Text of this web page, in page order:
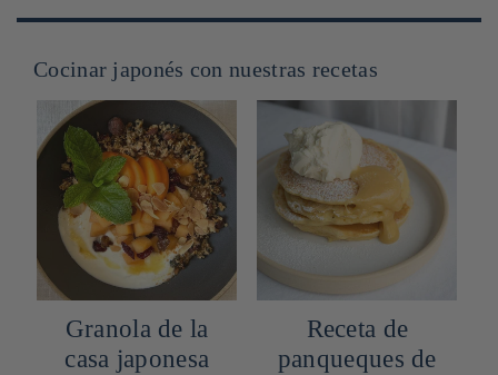
Cocinar japonés con nuestras recetas
Receta de
panqueques de
Salsa casera de
tsuyu